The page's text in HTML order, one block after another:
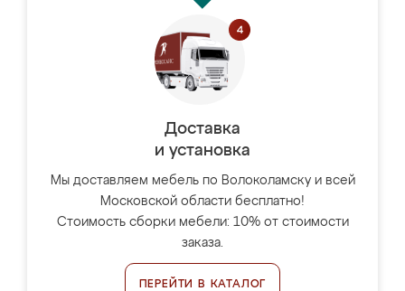
Доставка
и установка
Мы доставляем мебель по Волоколамску и всей
Московской области бесплатно!
Стоимость сборки мебели: 10% от стоимости
заказа.
ПЕРЕЙТИ В КАТАЛОГ